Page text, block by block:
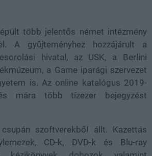
több jelentős német intézmény
A gyűjteményhez hozzájárult a
hivatal, az USK, a Berlini
a Game iparági szervezet
is. Az online katalógus 2019-
mára több tízezer bejegyzést
szoftverekből állt. Kazettás
CD-k, DVD-k és Blu-ray